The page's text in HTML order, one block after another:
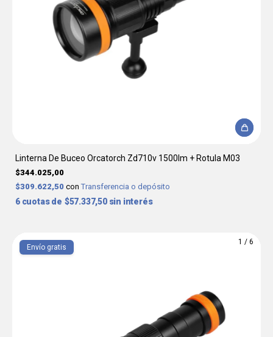
Linterna De Buceo Orcatorch Zd710v 1500lm + Rotula M03
$344.025,00
$309.622,50 con Transferencia o depósito
6 $57.337,50 sin interés
1 / 6
Envío gratis